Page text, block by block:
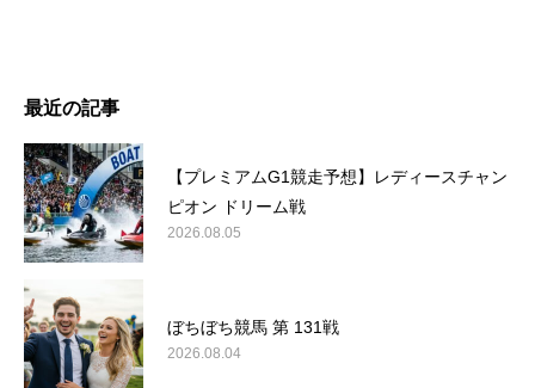
最近の記事
【プレミアムG1競走予想】レディースチャン
ピオン ドリーム戦
2026.08.05
ぼちぼち競馬 第 131戦
2026.08.04